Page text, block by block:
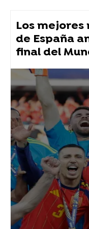
Los
de España
final del